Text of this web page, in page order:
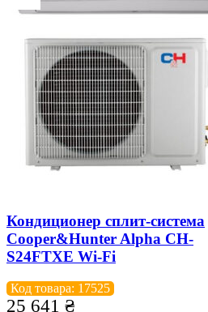
Кондиционер сплит-система
Cooper&Hunter Alpha CH-
S24FTXE Wi-Fi
Код товара: 17525
25 641 ₴